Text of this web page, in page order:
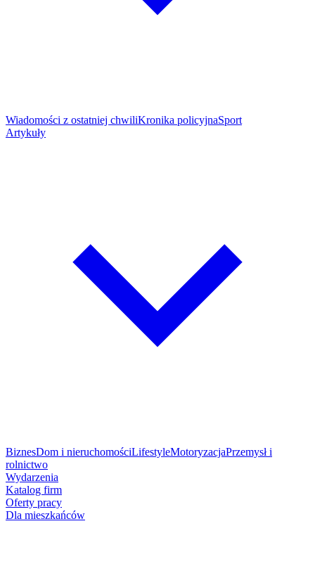
Wiadomości z ostatniej chwiliKronika policyjnaSport
Artykuły
BiznesDom i nieruchomościLifestyleMotoryzacjaPrzemysł i
rolnictwo
Wydarzenia
Katalog firm
Oferty pracy
Dla mieszkańców